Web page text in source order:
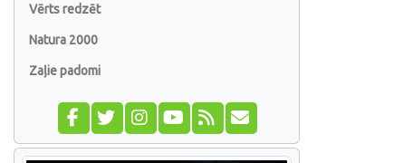
Vērts redzēt
Natura 2000
Zaļie padomi